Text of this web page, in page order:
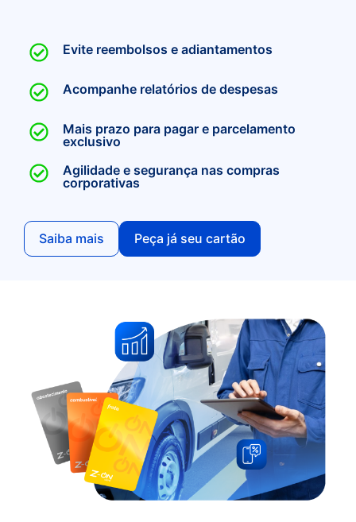
Evite reembolsos e adiantamentos
Acompanhe relatórios de despesas
Mais prazo para pagar e parcelamento
exclusivo
Agilidade e segurança nas compras
corporativas
Saiba mais Peça já seu cartão